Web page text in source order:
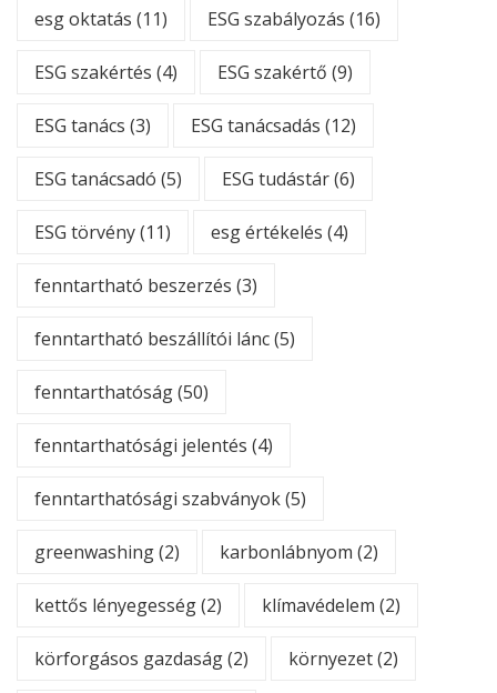
esg oktatás (11) ESG szabályozás (16)
ESG szakértés (4) ESG szakértő (9)
ESG tanács (3) ESG tanácsadás (12)
ESG tanácsadó (5) ESG tudástár(6)
ESG törvény(11) esg értékelés (4)
fenntartható beszerzés (3)
fenntartható beszállítói lánc(5)
fenntarthatóság(50)
fenntarthatósági jelentés (4)
fenntarthatósági szabványok(5)
greenwashing(2) karbonlábnyom (2)
kettős lényegesség(2) klímavédelem (2)
körforgásos gazdaság(2) környezet(2)